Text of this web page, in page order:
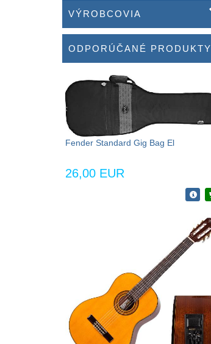
VÝROBCOVIA
ODPORÚČANÉ PRODUKTY
Fender Standard Gig Bag El
26,00 EUR